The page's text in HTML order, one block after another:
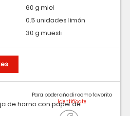
de horno con papel de
Para poder añadir como favorito
60 g miel
0.5 unidades limón
30 g muesli